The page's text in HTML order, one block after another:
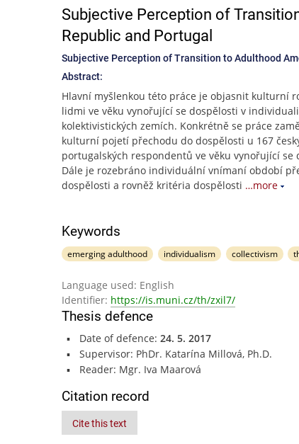
Subjective Perception of
Republic and Portugal
Subjective Perception of Transition to Adulthood
Abstract:
Hlavní myšlenkou této práce je objasnit kulturní
lidmi ve věku vynořující se dospělosti v
kolektivistických zemích. Konkrétně se práce
kulturní pojetí přechodu do dospělosti u 167
portugalských respondentů ve věku vynořující se
Dále je rozebráno individuální vnímaní období
dospělosti a rovněž kritéria dospělosti …more
Keywords
emerging adulthood individualism collectivism
Language used: English
Identifier: https://is.muni.cz/th/zxil7/
Thesis defence
Date of defence: 24. 5. 2017
Supervisor: PhDr. Katarína Millová, Ph.D.
Reader: Mgr. Iva Maarová
Citation record
Cite this text